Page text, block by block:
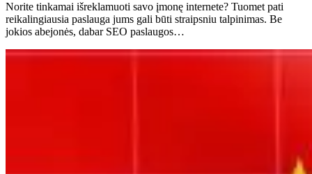
Norite tinkamai išreklamuoti savo įmonę internete? Tuomet pati
reikalingiausia paslauga jums gali būti straipsniu talpinimas. Be
jokios abejonės, dabar SEO paslaugos…